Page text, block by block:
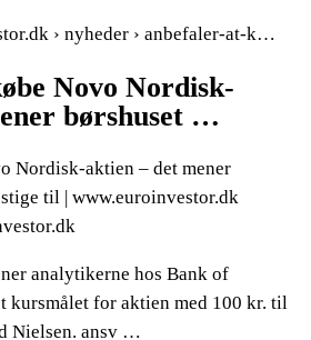
› nyheder › anbefaler-at-k…
Novo Nordisk-
børshuset …
Nordisk-aktien – det mener
til | www.euroinvestor.dk
analytikerne hos Bank of
kursmålet for aktien med 100 kr. til
Nielsen. ansv …